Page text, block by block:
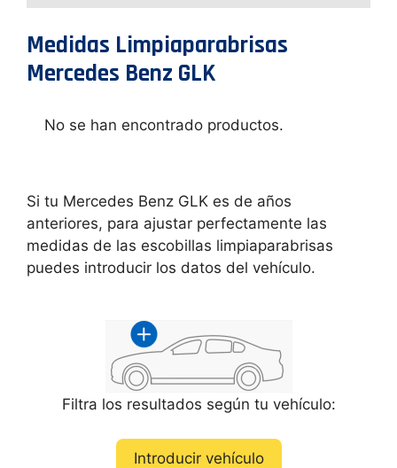
Medidas Limpiaparabrisas
Mercedes Benz GLK
No se han encontrado productos.
Si tu Mercedes Benz GLK es de años
anteriores, para ajustar perfectamente las
medidas de las escobillas limpiaparabrisas
puedes introducir los datos del vehículo.
Filtra los resultados según tu vehículo:
Introducir vehículo